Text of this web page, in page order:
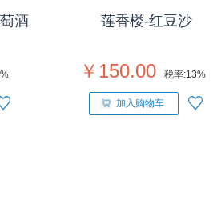
酒 莲香楼-红豆沙
￥150.00 税率:13%
加入购物车